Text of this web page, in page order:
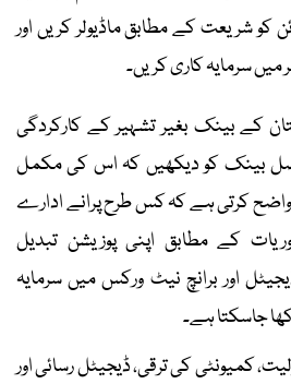
کو شریعت کے مطابق ماڈیولر کریں اور
میں سرمایہ کاری کریں۔
کے بینک بغیر تشہیر کے کارکردگی
بینک کو دیکھیں کہ اس کی مکمل
کرتی ہے کہ کس طرح پرانے ادارے
کے مطابق اپنی پوزیشن تبدیل
اور برانچ نیٹ ورکس میں سرمایہ
جاسکتا ہے۔
کمیونٹی کی ترقی، ڈیجیٹل رسائی اور